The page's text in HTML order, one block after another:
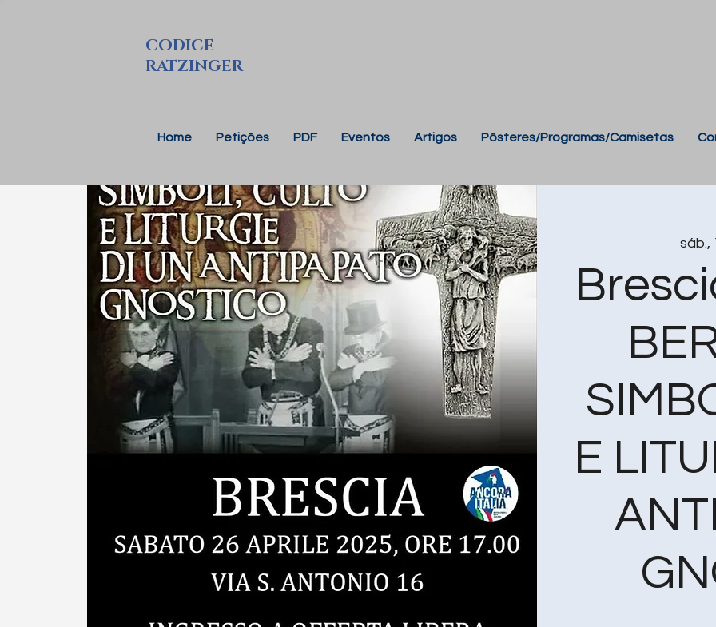
CODICE
RATZINGER
Home Petições PDF Eventos Artigos Pôsteres/Programas/Camisetas
sáb.,
E